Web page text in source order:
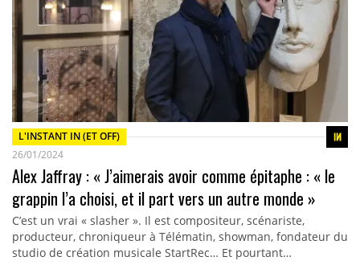
L'INSTANT IN (ET OFF)
26/01/2024
Alex Jaffray : « J’aimerais avoir comme épitaphe : « le
grappin l’a choisi, et il part vers un autre monde »
C’est un vrai « slasher ». Il est compositeur, scénariste,
producteur, chroniqueur à Télématin, showman, fondateur du
studio de création musicale StartRec… Et pourtant…